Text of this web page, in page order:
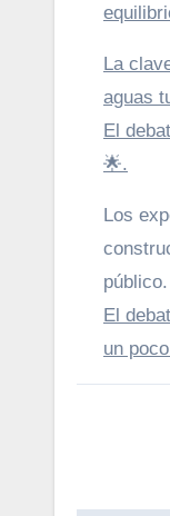
La
aguas
El
🌟.
Los
público.
El
un